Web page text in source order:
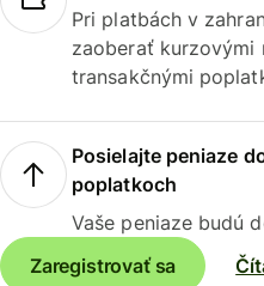
Pri platbách v
zaoberať kurzovými
transakčnými
Posielajte peniaze
poplatkoch
Vaše peniaze budú
Zaregistrovať sa